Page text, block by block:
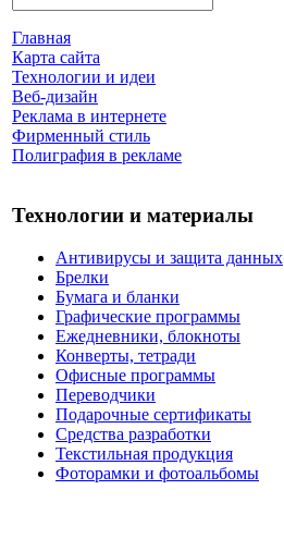
Главная
Карта сайта
Технологии и идеи
Веб-дизайн
Реклама в интернете
Фирменный стиль
Полиграфия в рекламе
Технологии и материалы
Антивирусы и защита данных
Брелки
Бумага и бланки
Графические программы
Ежедневники, блокноты
Конверты, тетради
Офисные программы
Переводчики
Подарочные сертификаты
Средства разработки
Текстильная продукция
Фоторамки и фотоальбомы